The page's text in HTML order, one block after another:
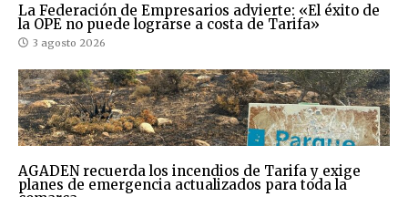
La Federación de Empresarios advierte: «El éxito de
la OPE no puede lograrse a costa de Tarifa»
3 agosto 2026
AGADEN recuerda los incendios de Tarifa y exige
planes de emergencia actualizados para toda la